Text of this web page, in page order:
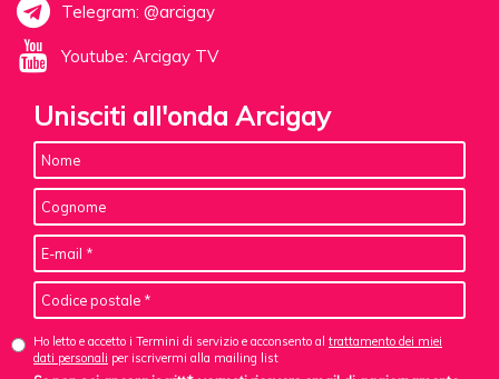
Telegram: @arcigay
Youtube: Arcigay TV
Unisciti all'onda Arcigay
Ho letto e accetto i Termini di servizio e acconsento al trattamento dei miei
dati personali per iscrivermi alla mailing list